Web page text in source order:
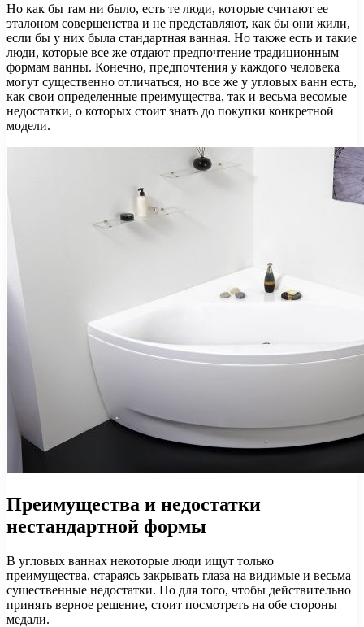
Но как бы там ни было, есть те люди, которые считают ее
эталоном совершенства и не представляют, как бы они жили,
если бы у них была стандартная ванная. Но также есть и такие
люди, которые все же отдают предпочтение традиционным
формам ванны. Конечно, предпочтения у каждого человека
могут существенно отличаться, но все же у угловых ванн есть,
как свои определенные преимущества, так и весьма весомые
недостатки, о которых стоит знать до покупки конкретной
модели.
Преимущества и недостатки
нестандартной формы
В угловых ваннах некоторые люди ищут только
преимущества, стараясь закрывать глаза на видимые и весьма
существенные недостатки. Но для того, чтобы действительно
принять верное решение, стоит посмотреть на обе стороны
медали.